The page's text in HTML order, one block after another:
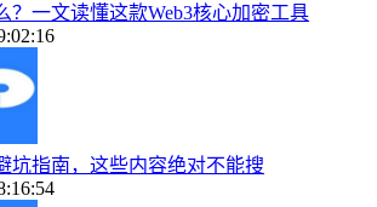
？一文读懂这款Web3核心加密工具
坑指南，这些内容绝对不能搜